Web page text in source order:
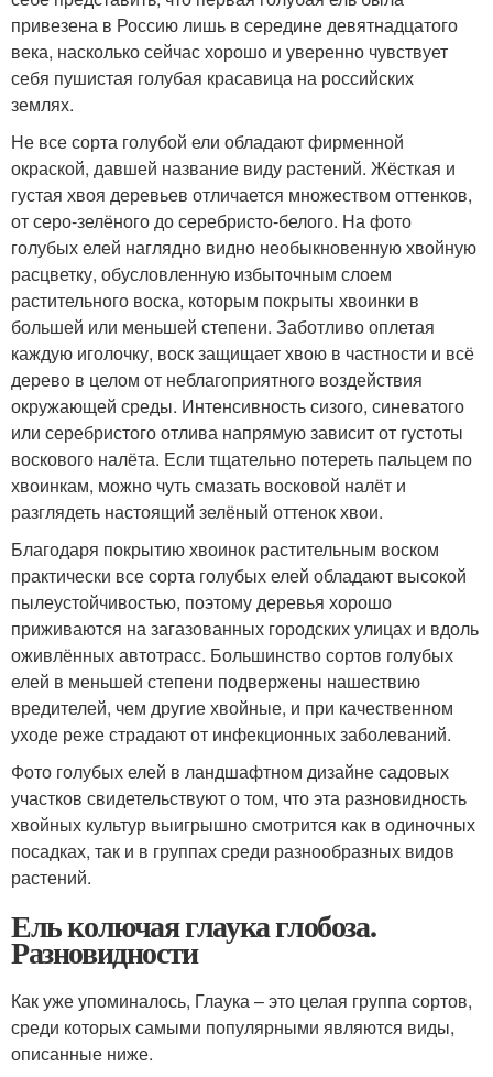
привезена в Россию лишь в середине девятнадцатого
века, насколько сейчас хорошо и уверенно чувствует
себя пушистая голубая красавица на российских
землях.
Не все сорта голубой ели обладают фирменной
окраской, давшей название виду растений. Жёсткая и
густая хвоя деревьев отличается множеством оттенков,
от серо-зелёного до серебристо-белого. На фото
голубых елей наглядно видно необыкновенную хвойную
расцветку, обусловленную избыточным слоем
растительного воска, которым покрыты хвоинки в
большей или меньшей степени. Заботливо оплетая
каждую иголочку, воск защищает хвою в частности и всё
дерево в целом от неблагоприятного воздействия
окружающей среды. Интенсивность сизого, синеватого
или серебристого отлива напрямую зависит от густоты
воскового налёта. Если тщательно потереть пальцем по
хвоинкам, можно чуть смазать восковой налёт и
разглядеть настоящий зелёный оттенок хвои.
Благодаря покрытию хвоинок растительным воском
практически все сорта голубых елей обладают высокой
пылеустойчивостью, поэтому деревья хорошо
приживаются на загазованных городских улицах и вдоль
оживлённых автотрасс. Большинство сортов голубых
елей в меньшей степени подвержены нашествию
вредителей, чем другие хвойные, и при качественном
уходе реже страдают от инфекционных заболеваний.
Фото голубых елей в ландшафтном дизайне садовых
участков свидетельствуют о том, что эта разновидность
хвойных культур выигрышно смотрится как в одиночных
посадках, так и в группах среди разнообразных видов
растений.
Ель колючая глаука глобоза.
Разновидности
Как уже упоминалось, Глаука – это целая группа сортов,
среди которых самыми популярными являются виды,
описанные ниже.